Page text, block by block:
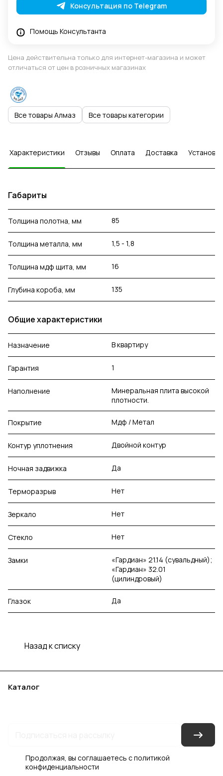
Консультация по Telegram
Помощь Консультанта
Цена действительна только для интернет-магазина и может
отличаться от цен в розничных магазинах
Все товары Алмаз Все товары категории
Характеристики Отзывы Оплата Доставка Установка
Габариты
Толщина полотна, мм 85
Толщина металла, мм 1,5 - 1,8
Толщина мдф щита, мм 16
Глубина короба, мм 135
Общие характеристики
Назначение В квартиру
Гарантия 1
Наполнение
Минеральная плита высокой
плотности.
Покрытие Мдф / Метал
Контур уплотнения Двойной контур
Ночная задвижка Да
Терморазрыв Нет
Зеркало Нет
Стекло Нет
Замки
«Гардиан» 21.14 (сувальдный);
«Гардиан» 32.01
(цилиндровый)
Глазок Да
Назад к списку
Каталог
Продолжая, вы соглашаетесь сполитикой
конфиденциальности